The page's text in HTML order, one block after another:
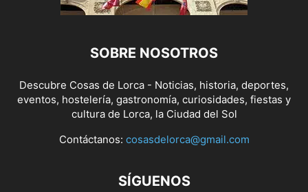
SOBRE NOSOTROS
Descubre Cosas de Lorca - Noticias, historia, deportes,
eventos, hostelería, gastronomía, curiosidades, fiestas y
cultura de Lorca, la Ciudad del Sol
Contáctanos: cosasdelorca@gmail.com
SÍGUENOS